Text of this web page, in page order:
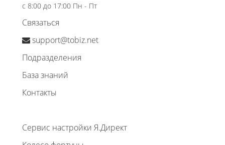
с 8:00 до 17:00 Пн - Пт
Связаться
support@tobiz.net
Подразделения
База знаний
Контакты
Сервис настройки Я.Директ